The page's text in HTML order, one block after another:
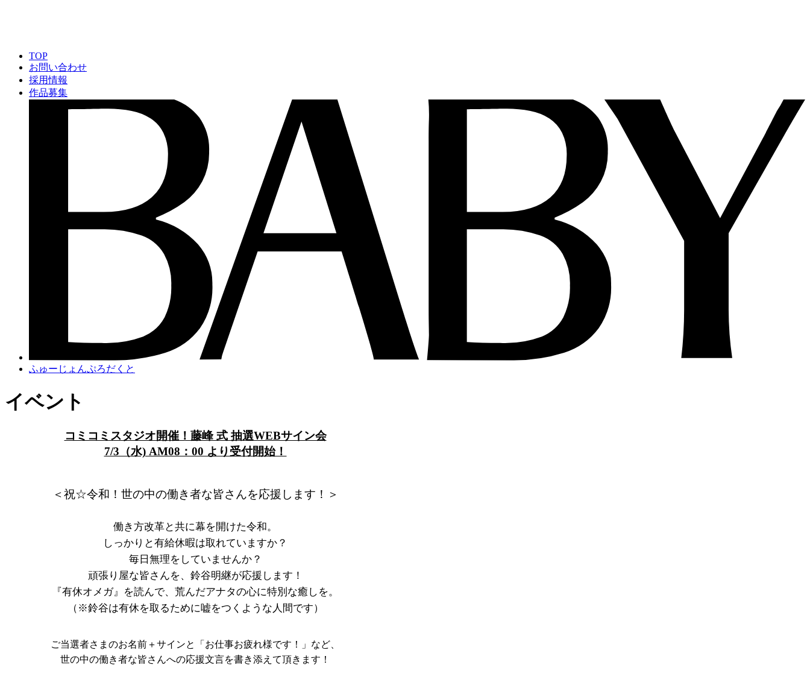
TOP
お問い合わせ
採用情報
作品募集
ふゅーじょんぷろだくと
イベント
コミコミスタジオ開催！藤峰 式 抽選WEBサイン会
7/3（水) AM08：00 より受付開始！
＜祝☆令和！世の中の働き者な皆さんを応援します！＞
働き方改革と共に幕を開けた令和。
しっかりと有給休暇は取れていますか？
毎日無理をしていませんか？
頑張り屋な皆さんを、鈴谷明継が応援します！
『有休オメガ』を読んで、荒んだアナタの心に特別な癒しを。
（※鈴谷は有休を取るために嘘をつくような人間です）
ご当選者さまのお名前＋サインと「お仕事お疲れ様です！」など、
世の中の働き者な皆さんへの応援文言を書き添えて頂きます！